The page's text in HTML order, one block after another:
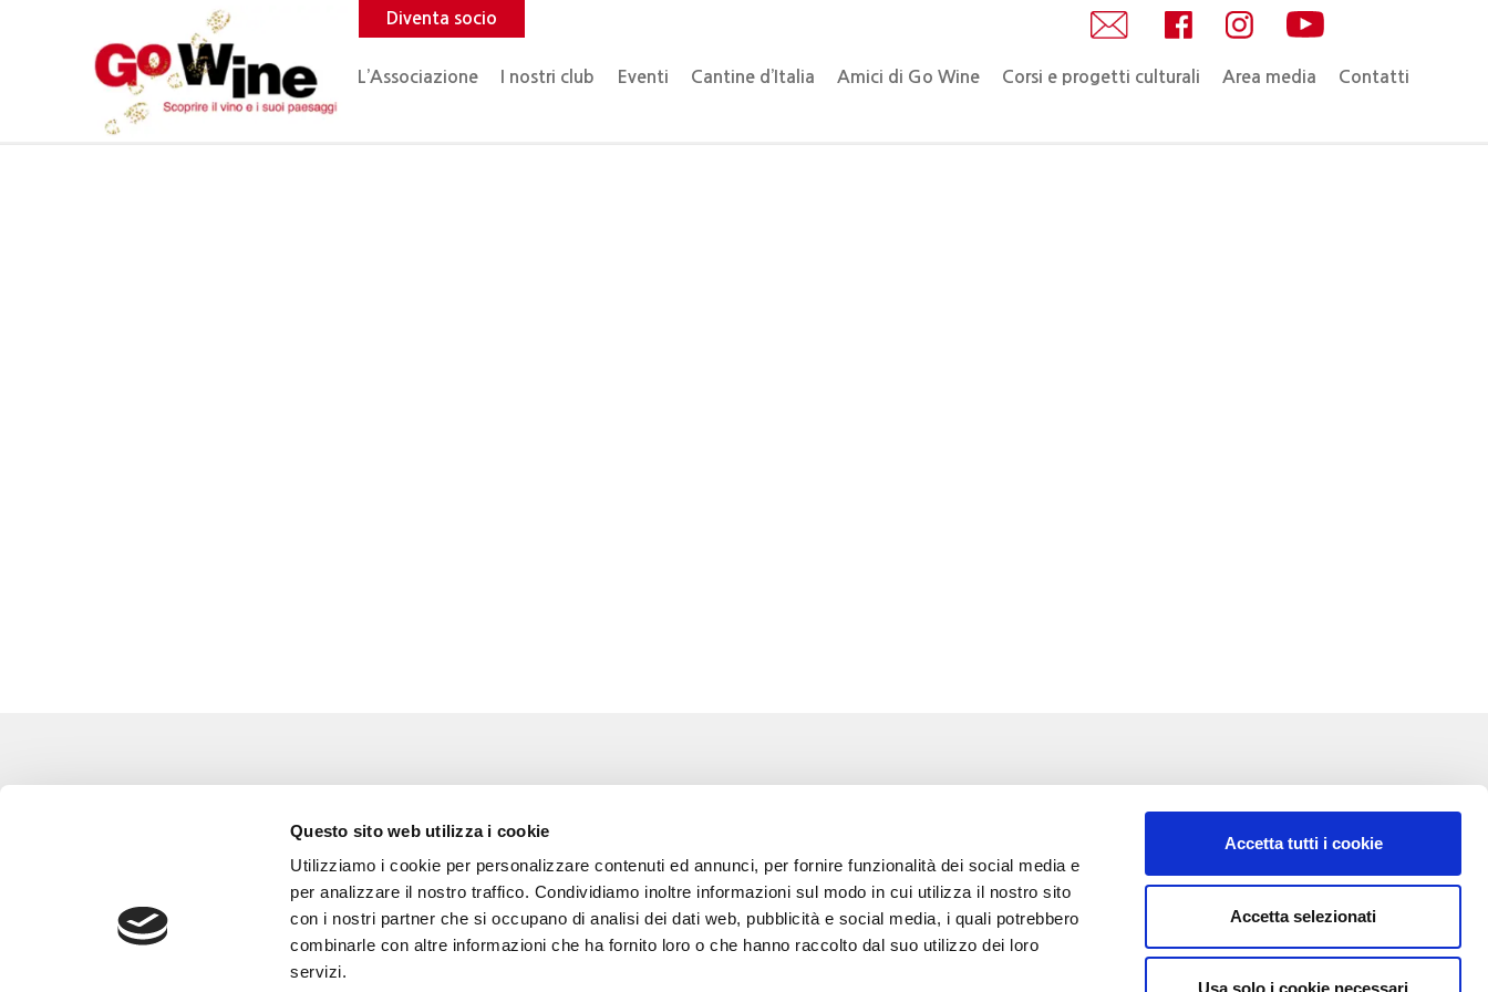
Questo sito web utilizza i cookie
Utilizziamo i cookie per personalizzare contenuti ed annunci, per fornire funzionalità dei social media e
per analizzare il nostro traffico. Condividiamo inoltre informazioni sul modo in cui utilizza il nostro sito
con i nostri partner che si occupano di analisi dei dati web, pubblicità e social media, i quali potrebbero
combinarle con altre informazioni che ha fornito loro o che hanno raccolto dal suo utilizzo dei loro
servizi.
Accetta tutti i cookie
Accetta selezionati
Usa solo i cookie necessari
Diventa socio
L’Associazione I nostri club Eventi Cantine d’Italia Amici di Go Wine Corsi e progetti culturali Area media Contatti
Corsi e Progetti culturali
Cookie policy
L’associazione
Gli amici di Go Wine
Area stampa
12051 Alba (Cn)
tel. +39 0173 364631
Codice fiscale e P.IVA: